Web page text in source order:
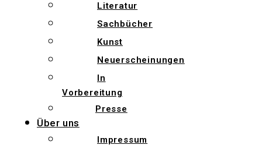
Literatur
Sachbücher
Kunst
Neuerscheinungen
In
Vorbereitung
Presse
Über uns
Impressum